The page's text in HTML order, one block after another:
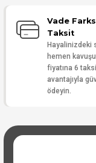
Vade
Taksit
Hayalinizdeki
hemen
fiyatına 6
avantajıyla
ödeyin.